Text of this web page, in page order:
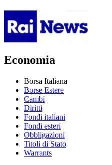
Economia
Borsa Italiana
Borse Estere
Cambi
Diritti
Fondi italiani
Fondi esteri
Obbligazioni
Titoli di Stato
Warrants